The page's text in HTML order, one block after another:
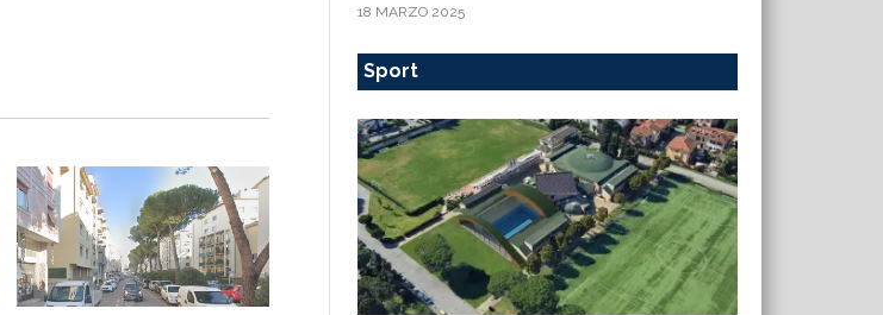
18 MARZO 2025
Sport